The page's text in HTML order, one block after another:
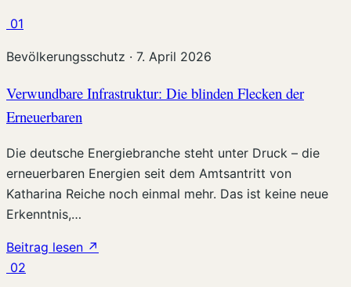
01
Bevölkerungsschutz · 7. April 2026
Verwundbare Infrastruktur: Die blinden Flecken der
Erneuerbaren
Die deutsche Energiebranche steht unter Druck – die
erneuerbaren Energien seit dem Amtsantritt von
Katharina Reiche noch einmal mehr. Das ist keine neue
Erkenntnis,…
Beitrag lesen ↗
02